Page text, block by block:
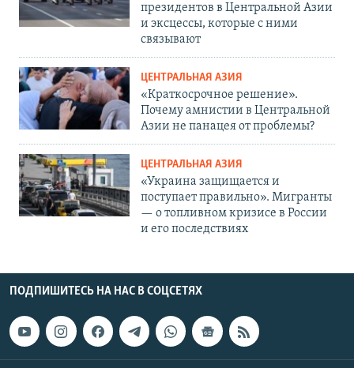
президентов в Центральной Азии
и эксцессы, которые с ними
связывают
ЦЕНТРАЛЬНАЯ АЗИЯ
«Краткосрочное решение».
Почему амнистии в Центральной
Азии не панацея от проблемы?
ЦЕНТРАЛЬНАЯ АЗИЯ
«Украина защищается и
поступает правильно». Мигранты
— о топливном кризисе в России
и его последствиях
ПОДПИШИТЕСЬ НА НАС В СОЦСЕТЯХ